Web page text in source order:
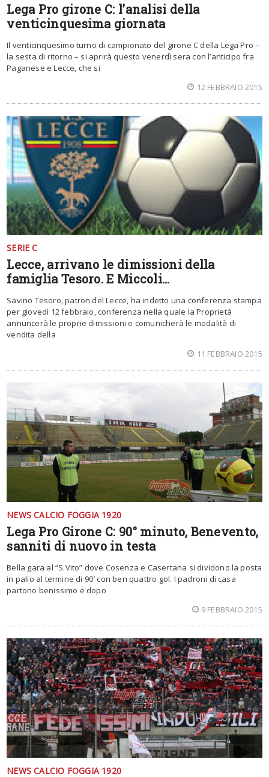
Lega Pro girone C: l’analisi della
venticinquesima giornata
Il venticinquesimo turno di campionato del girone C della Lega Pro –
la sesta di ritorno – si aprirà questo venerdì sera con l’anticipo fra
Paganese e Lecce, che si
12 FEBBRAIO 2015
SERIE C
Lecce, arrivano le dimissioni della
famiglia Tesoro. E Miccoli…
Savino Tesoro, patron del Lecce, ha indetto una conferenza stampa
per giovedì 12 febbraio, conferenza nella quale la Proprietà
annuncerà le proprie dimissioni e comunicherà le modalità di
vendita della
11 FEBBRAIO 2015
NEWS CALCIO FOGGIA 1920
Lega Pro Girone C: 90° minuto, Benevento,
sanniti di nuovo in testa
Bella gara al “S.Vito” dove Cosenza e Casertana si dividono la posta
in palio al termine di 90′ con ben quattro gol. I padroni di casa
partono benissimo e dopo
9 FEBBRAIO 2015
NEWS CALCIO FOGGIA 1920